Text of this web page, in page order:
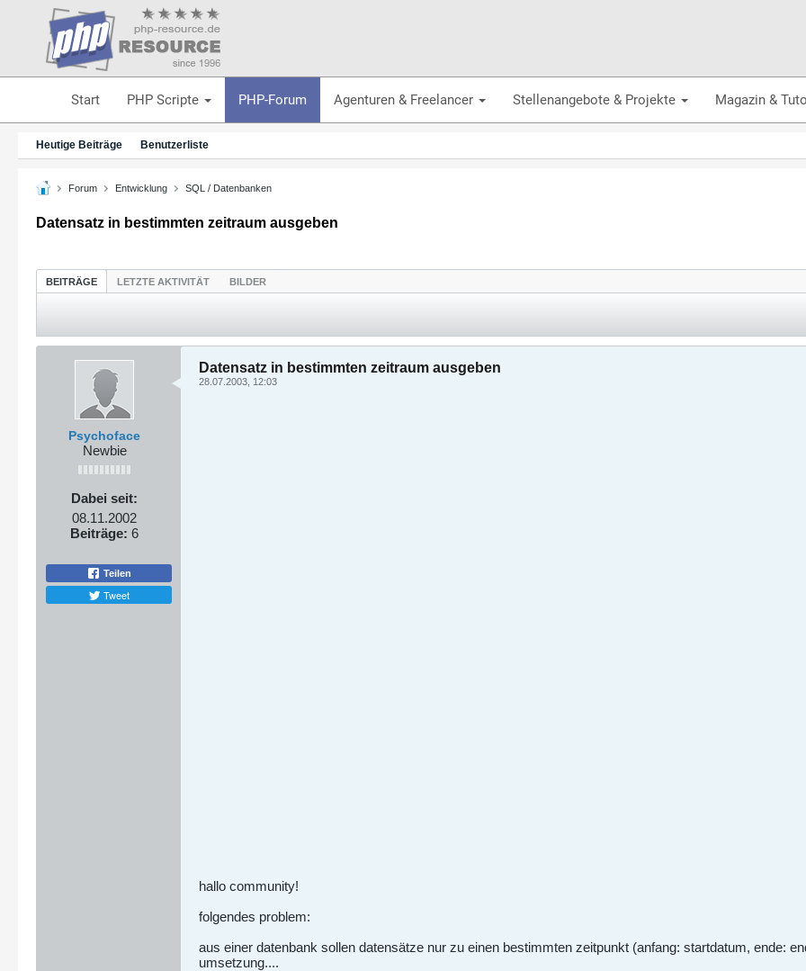
Start PHP Scripte PHP-Forum Agenturen & Freelancer Stellenangebote & Projekte Magazin &
Heutige Beiträge Benutzerliste
Forum Entwicklung SQL / Datenbanken
Datensatz in bestimmten zeitraum ausgeben
BEITRÄGE LETZTE AKTIVITÄT BILDER
Psychoface
Newbie
Dabei seit:
08.11.2002
Beiträge: 6
Teilen
Tweet
Datensatz in bestimmten zeitraum ausgeben
28.07.2003, 12:03
hallo community!
folgendes problem:
aus einer datenbank sollen datensätze nur zu einen bestimmten zeitpunkt (anfang: startdatum, ende:
umsetzung....